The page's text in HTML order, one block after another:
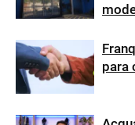
para